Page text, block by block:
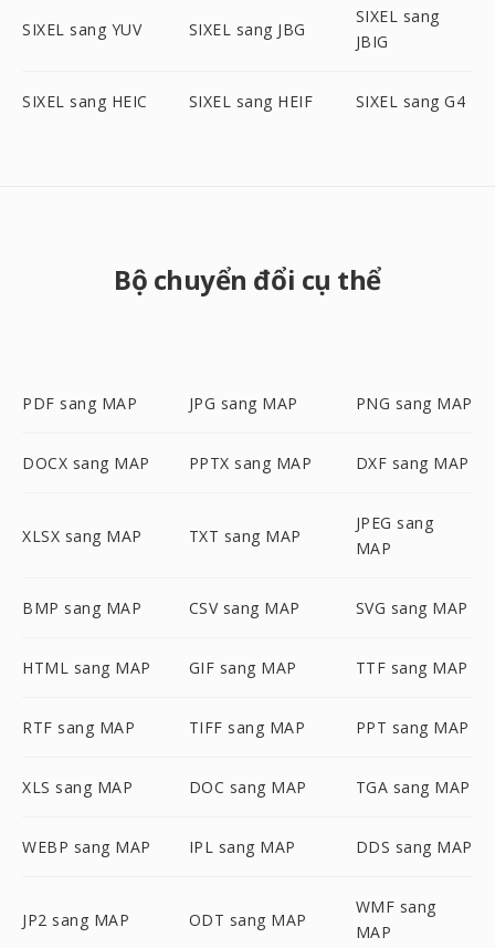
SIXEL sang YUV SIXEL sang JBG
SIXEL sang
JBIG
SIXEL sang HEIC SIXEL sang HEIF SIXEL sang G4
Bộ chuyển đổi cụ thể
PDF sang MAP JPG sang MAP PNG sang MAP
DOCX sang MAP PPTX sang MAP DXF sang MAP
XLSX sang MAP TXT sang MAP
JPEG sang
MAP
BMP sang MAP CSV sang MAP SVG sang MAP
HTML sang MAP GIF sang MAP TTF sang MAP
RTF sang MAP TIFF sang MAP PPT sang MAP
XLS sang MAP DOC sang MAP TGA sang MAP
WEBP sang MAP IPL sang MAP DDS sang MAP
JP2 sang MAP ODT sang MAP
WMF sang
MAP